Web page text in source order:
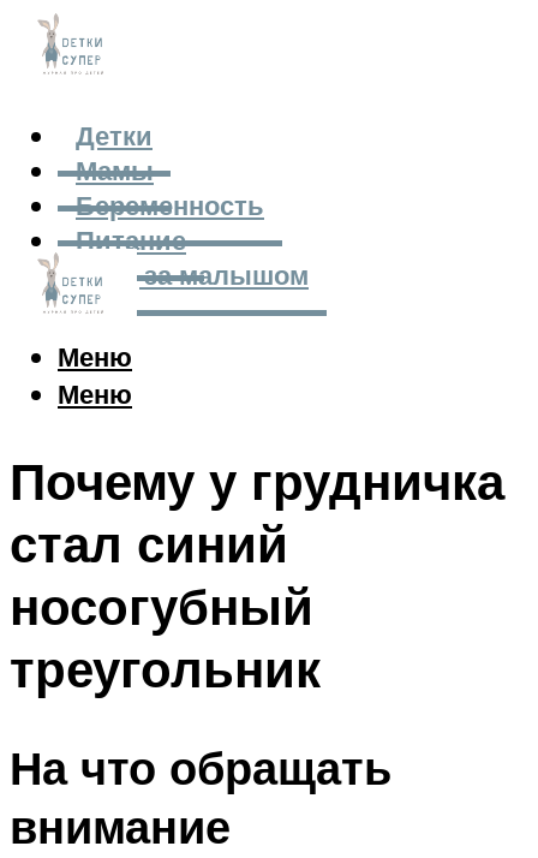
Детки
Мамы
Беременность
Питание
Уход за малышом
Меню
Меню
Почему у грудничка
стал синий
носогубный
треугольник
На что обращать
внимание